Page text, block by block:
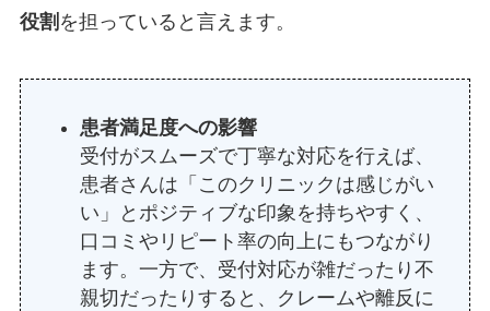
役割 を担っていると言えます。
患者満足度への影響
受付がスムーズで丁寧な対応を行えば、
患者さんは「このクリニックは感じがい
い」とポジティブな印象を持ちやすく、
口コミやリピート率の向上にもつながり
ます。一方で、受付対応が雑だったり不
親切だったりすると、クレームや離反に